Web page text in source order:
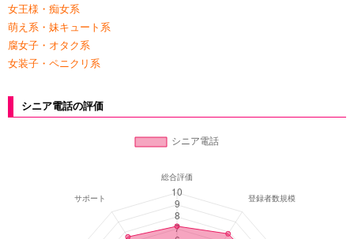
女王様・痴女系
萌え系・妹キュート系
腐女子・オタク系
女装子・ペニクリ系
シニア電話の評価